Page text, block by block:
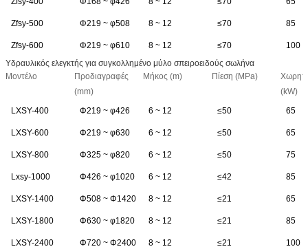
Zfsy-500 Φ219 ~ φ508 8 ~ 12 ≤70 85
Zfsy-600 Φ219 ~ φ610 8 ~ 12 ≤70
100
Υδραυλικός ελεγκτής για συγκολλημένο μύλο σπειροειδούς σωλήνα
Μοντέλο
Προδιαγραφές
(mm)
Μήκος (m) Πίεση (MPa)
(kW)
LXSY-400
Φ219 ~ φ426 6 ~ 12 ≤50 65
LXSY-600 Φ219 ~ φ630 6 ~ 12 ≤50 65
LXSY-800 Φ325 ~ φ820 6 ~ 12 ≤50 75
Lxsy-1000 Φ426 ~ φ1020 6 ~ 12 ≤42 85
LXSY-1400 Φ508 ~ Φ1420 8 ~ 12 ≤21 65
LXSY-1800 Φ630 ~ φ1820 8 ~ 12 ≤21 85
LXSY-2400 Φ720 ~ Φ2400 8 ~ 12 ≤21 100